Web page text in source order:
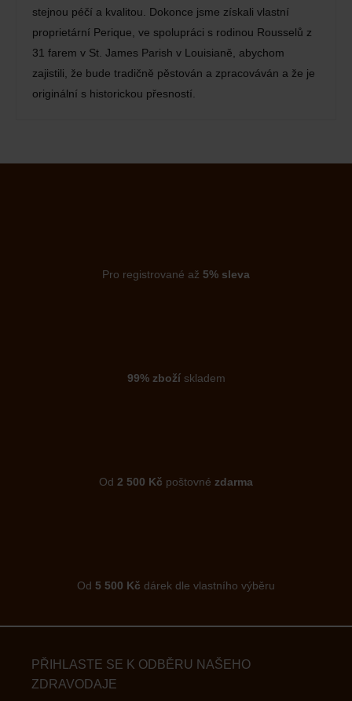
stejnou péčí a kvalitou. Dokonce jsme získali vlastní
proprietární Perique, ve spolupráci s rodinou Rousselů z
31 farem v St. James Parish v Louisianě, abychom
zajistili, že bude tradičně pěstován a zpracováván a že je
originální s historickou přesností.
Pro registrované až 5% sleva
99% zbožískladem
Od 2 500 Kč poštovné zdarma
Od 5 500 Kč dárek dle vlastního výběru
PŘIHLASTE SE K ODBĚRU NAŠEHO
ZDRAVODAJE